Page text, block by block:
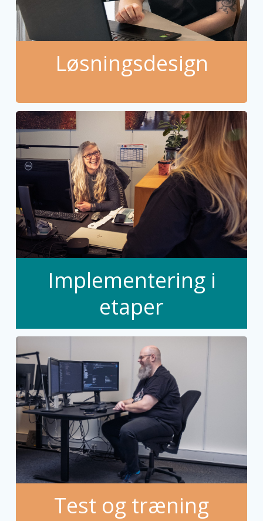
Løsningsdesign
Implementering i
etaper
Test og træning